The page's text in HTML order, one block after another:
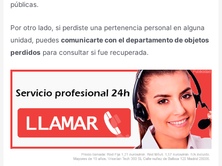
públicas.
Por otro lado, si perdiste una pertenencia personal en alguna
unidad, puedescomunicarte con el departamento de objetos
perdidos para consultar si fue recuperada.